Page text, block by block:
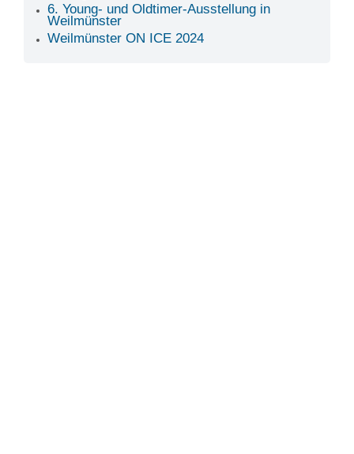
6. Young- und Oldtimer-Ausstellung in
Weilmünster
Weilmünster ON ICE 2024